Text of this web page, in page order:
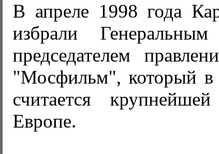
В апреле 1998 года
избрали
председателем
"Мосфильм", который в
считается
Европе.